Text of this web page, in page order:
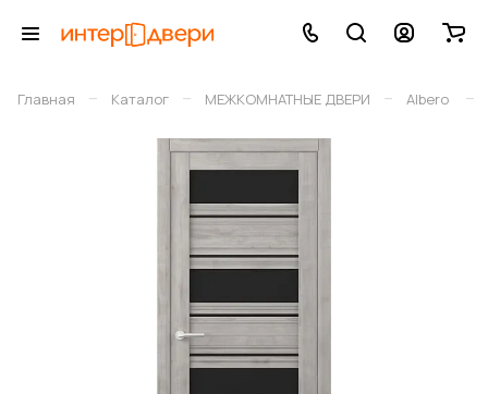
Главная – Каталог – МЕЖКОМНАТНЫЕ ДВЕРИ – Albero –